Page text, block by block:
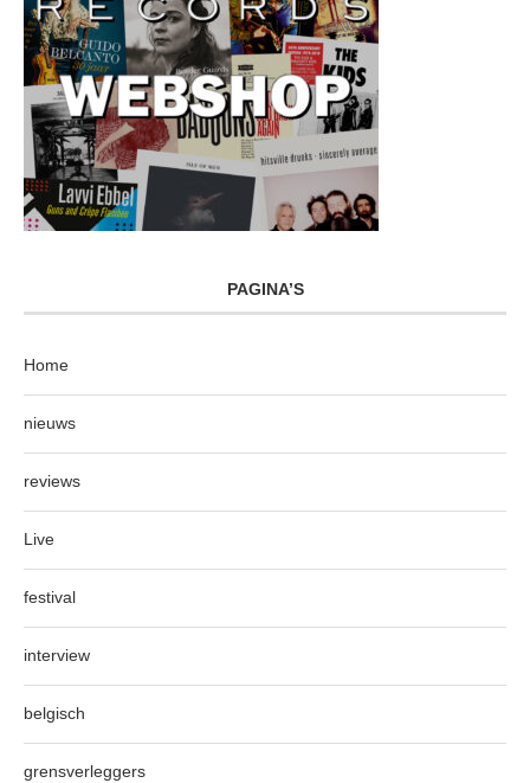
PAGINA’S
Home
nieuws
reviews
Live
festival
interview
belgisch
grensverleggers